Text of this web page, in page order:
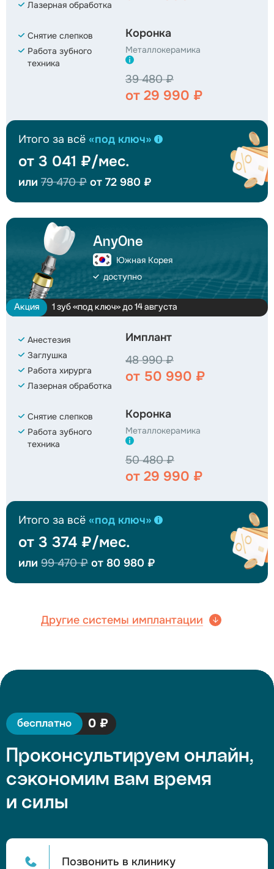
Лазерная обработка
Снятие слепков
Работа зубного
техника
Коронка
Металлокерамика
39 480 ₽
от 29 990 ₽
Итого за всё «под ключ»
от 3 041 ₽/мес.
или 79 470 ₽ от 72 980 ₽
AnyOne
Южная Корея
доступно
Акция 1 зуб «под ключ» до 14 августа
Анестезия
Заглушка
Работа хирурга
Лазерная обработка
Имплант
48 990 ₽
от 50 990 ₽
Снятие слепков
Работа зубного
техника
Коронка
Металлокерамика
50 480 ₽
от 29 990 ₽
Итого за всё «под ключ»
от 3 374 ₽/мес.
или 99 470 ₽ от 80 980 ₽
Другие системы имплантации
бесплатно 0 ₽
Проконсультируем онлайн,
сэкономим вам время
и силы
Позвонить в клинику